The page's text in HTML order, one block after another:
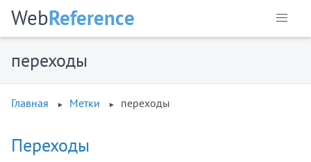
WebReference
переходы
Главная Метки переходы
Переходы